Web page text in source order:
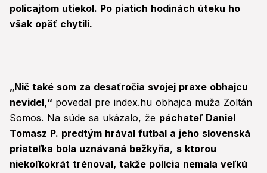
policajtom utiekol. Po piatich hodinách úteku ho
však opäť chytili.
„Nič také som za desaťročia svojej praxe obhajcu
nevidel,“ povedal pre index.hu obhajca muža Zoltán
Somos. Na súde sa ukázalo, že páchateľ Daniel
Tomasz P. predtým hrával futbal a jeho slovenská
priateľka bola uznávaná bežkyňa, s ktorou
niekoľkokrát trénoval, takže polícia nemala veľkú